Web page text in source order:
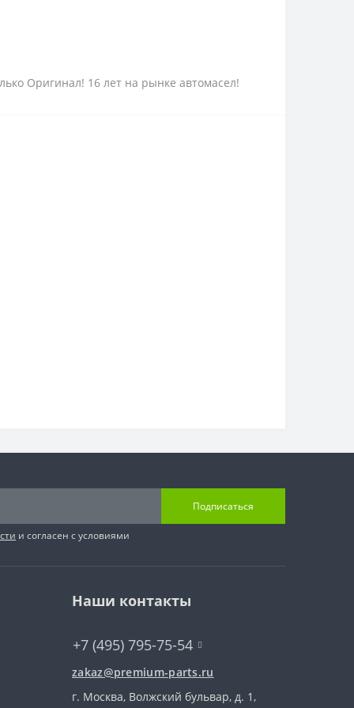
Оригинал! 16 лет на рынке автомасел!
Подписаться
и согласен с условиями
Наши контакты
+7 (495) 795-75-54
zakaz@premium-parts.ru
г. Москва, Волжский бульвар, д. 1,